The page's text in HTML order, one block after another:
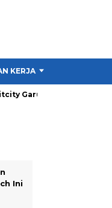
KERJA
Garut Dibuka, Anak
Ini